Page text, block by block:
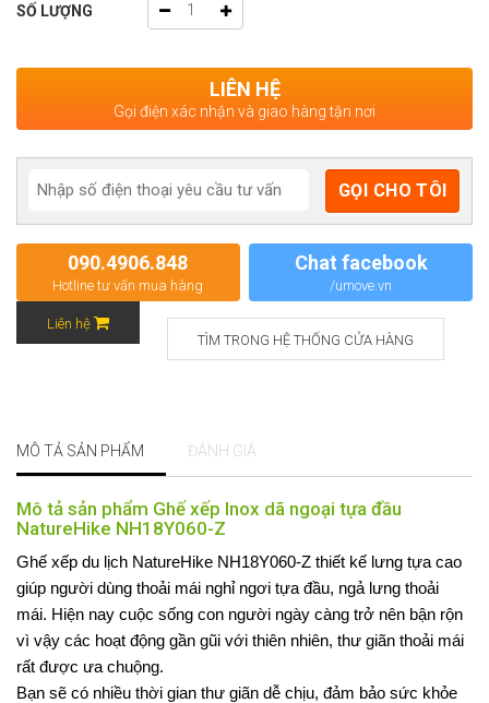
SỐ LƯỢNG
LIÊN HỆ
Gọi điện xác nhận và giao hàng tận nơi
090.4906.848
Hotline tư vấn mua hàng
Chat facebook
/umove.vn
Liên hệ
TÌM TRONG HỆ THỐNG CỬA HÀNG
MÔ TẢ SẢN PHẨM ĐÁNH GIÁ
Mô tả sản phẩm Ghế xếp Inox dã ngoại tựa đầu
NatureHike NH18Y060-Z
Ghế xếp du lịch NatureHike NH18Y060-Z thiết kế lưng tựa cao
giúp người dùng thoải mái nghỉ ngơi tựa đầu, ngả lưng thoải
mái. Hiện nay cuộc sống con người ngày càng trở nên bận rộn
vì vậy các hoạt động gần gũi với thiên nhiên, thư giãn thoải mái
rất được ưa chuộng.
Bạn sẽ có nhiều thời gian thư giãn dễ chịu, đảm bảo sức khỏe